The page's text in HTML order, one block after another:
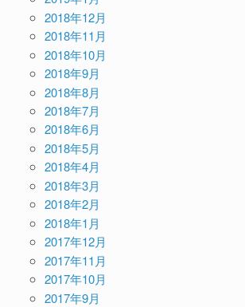
2018年12月
2018年11月
2018年10月
2018年9月
2018年8月
2018年7月
2018年6月
2018年5月
2018年4月
2018年3月
2018年2月
2018年1月
2017年12月
2017年11月
2017年10月
2017年9月